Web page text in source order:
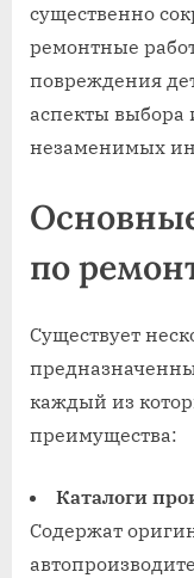
существенно
ремонтные
повреждения
аспекты выбора
незаменимых
по
Существует
каждый из
преимущества:
Каталоги
Содержат